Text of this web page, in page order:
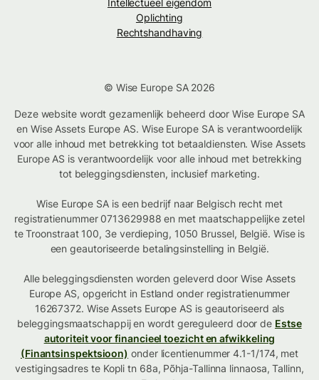
Oplichting
Rechtshandhaving
© Wise Europe SA 2026
Deze website wordt gezamenlijk beheerd door Wise Europe SA
en Wise Assets Europe AS. Wise Europe SA is verantwoordelijk
voor alle inhoud met betrekking tot betaaldiensten. Wise Assets
Europe AS is verantwoordelijk voor alle inhoud met betrekking
tot beleggingsdiensten, inclusief marketing.
Wise Europe SA is een bedrijf naar Belgisch recht met
registratienummer 0713629988 en met maatschappelijke zetel
te Troonstraat 100, 3e verdieping, 1050 Brussel, België. Wise is
een geautoriseerde betalingsinstelling in België.
Alle beleggingsdiensten worden geleverd door Wise Assets
Europe AS, opgericht in Estland onder registratienummer
16267372. Wise Assets Europe AS is geautoriseerd als
beleggingsmaatschappij en wordt gereguleerd door de Estse
autoriteit voor financieel toezicht en afwikkeling
(Finantsinspektsioon) onder licentienummer 4.1-1/174, met
vestigingsadres te Kopli tn 68a, Põhja-Tallinna linnaosa, Tallinn,